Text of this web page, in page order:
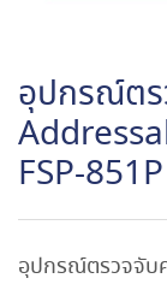
อุปกรณ์ตร
FSP-851P
อุปกรณ์ตรวจจับ